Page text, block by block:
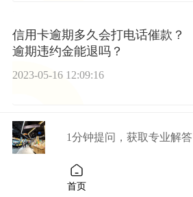
信用卡逾期多久会打电话催款？
逾期违约金能退吗？
2023-05-16 12:09:16
信用卡能做到停息挂账吗？停息
挂账容易申请吗？
2023-05-16 12:09:16
1分钟提问，获取专业解答
首页